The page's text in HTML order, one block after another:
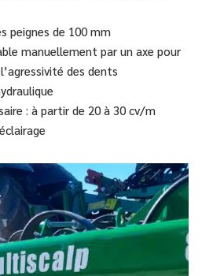
peignes de 100 mm
manuellement par un axe pour
des dents
: à partir de 20 à 30 cv/m